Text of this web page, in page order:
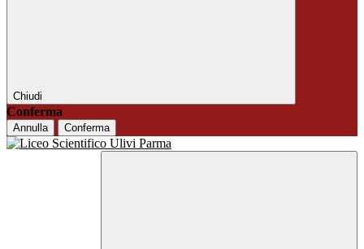
Chiudi
Conferma
Annulla Conferma